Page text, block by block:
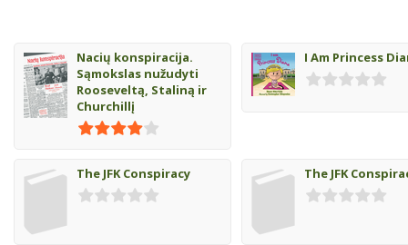
Nacių konspiracija.
Sąmokslas nužudyti
Rooseveltą, Staliną ir
Churchillį
I Am Princess
The JFK Conspiracy The JFK